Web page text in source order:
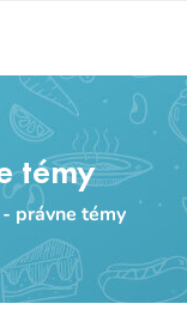
témy
právne témy